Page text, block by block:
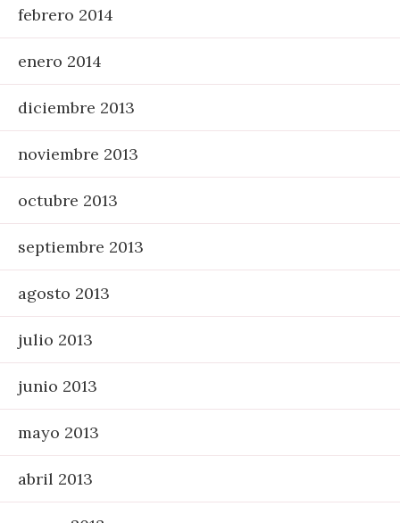
febrero 2014
enero 2014
diciembre 2013
noviembre 2013
octubre 2013
septiembre 2013
agosto 2013
julio 2013
junio 2013
mayo 2013
abril 2013